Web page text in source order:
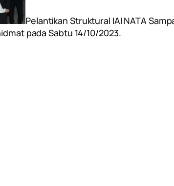
Pelantikan Struktural IAI NATA
pada Sabtu 14/10/2023.